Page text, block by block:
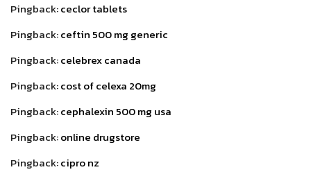
Pingback:ceclor tablets
Pingback:ceftin 500 mg generic
Pingback:celebrex canada
Pingback:cost of celexa 20mg
Pingback:cephalexin 500 mg usa
Pingback:online drugstore
Pingback:cipro nz